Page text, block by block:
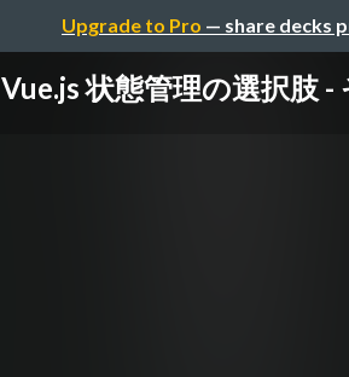
Upgrade to Pro — share decks
Vue.js 状態管理の選択肢 -